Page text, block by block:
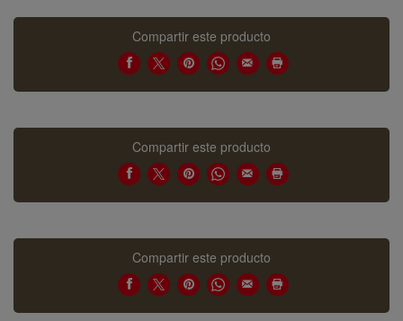
Compartir este producto
Compartir este producto
Compartir este producto